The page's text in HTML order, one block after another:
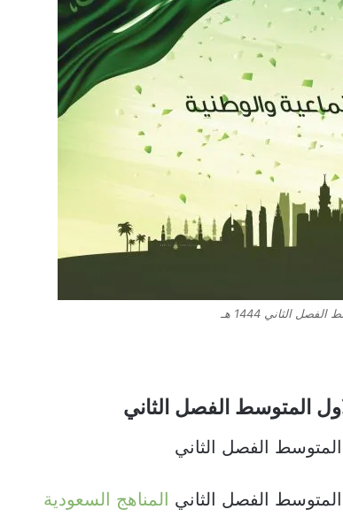
الثاني 1444 هـ
المتوسط الفصل الثاني​
المتوسط الفصل الثاني
المتوسط الفصل الثاني المناهج السعودية